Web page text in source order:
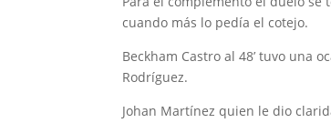
cuando más lo pedía el cotejo.
Beckham Castro al 48’ tuvo una
Rodríguez.
Johan Martínez quien le dio